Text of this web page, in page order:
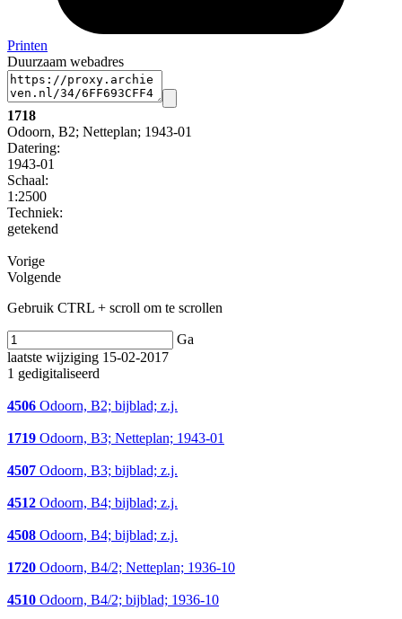
Printen
Duurzaam webadres
1718
Odoorn, B2; Netteplan; 1943-01
Datering:
1943-01
Schaal:
1:2500
Techniek:
getekend
Vorige
Volgende
Gebruik CTRL + scroll om te scrollen
Ga
laatste wijziging 15-02-2017
1 gedigitaliseerd
4506 Odoorn, B2; bijblad; z.j.
1719 Odoorn, B3; Netteplan; 1943-01
4507 Odoorn, B3; bijblad; z.j.
4512 Odoorn, B4; bijblad; z.j.
4508 Odoorn, B4; bijblad; z.j.
1720 Odoorn, B4/2; Netteplan; 1936-10
4510 Odoorn, B4/2; bijblad; 1936-10